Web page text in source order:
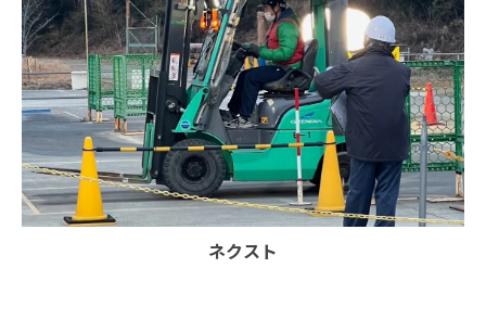
ネクスト